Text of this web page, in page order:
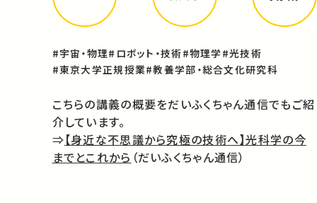
#宇宙・物理#ロボット・技術#物理学 #光技術
#東京大学正規授業#教養学部・総合文化研究科
こちらの講義の概要をだいふくちゃん通信でもご紹
介しています。
⇒【身近な不思議から究極の技術へ】光科学の今
までとこれから （だいふくちゃん通信）